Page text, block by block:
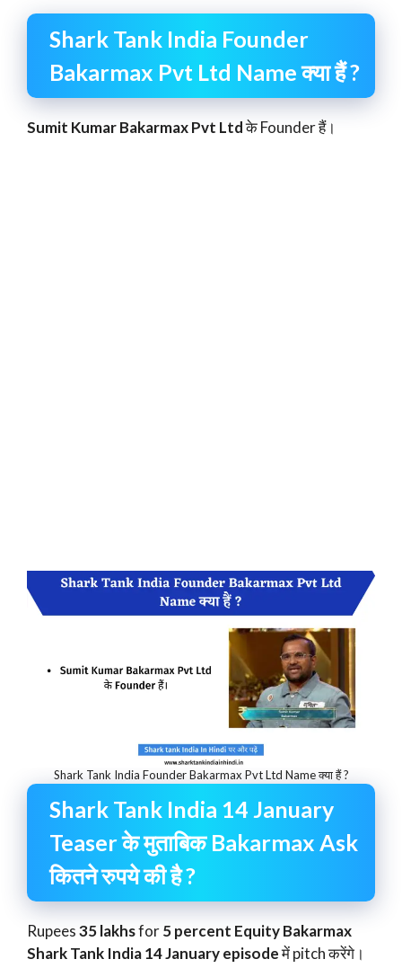
Shark Tank India Founder
Bakarmax Pvt Ltd Name क्या हैं ?
Sumit KumarBakarmax Pvt Ltdके Founder हैं।
Shark Tank India Founder Bakarmax Pvt Ltd Name क्या हैं ?
Shark Tank India 14 January
Teaser के मुताबिक Bakarmax Ask
कितने रुपये की है ?
Rupees35 lakhsfor5 percent Equity Bakarmax
Shark Tank India14 January episodeमें pitch करेंगे।